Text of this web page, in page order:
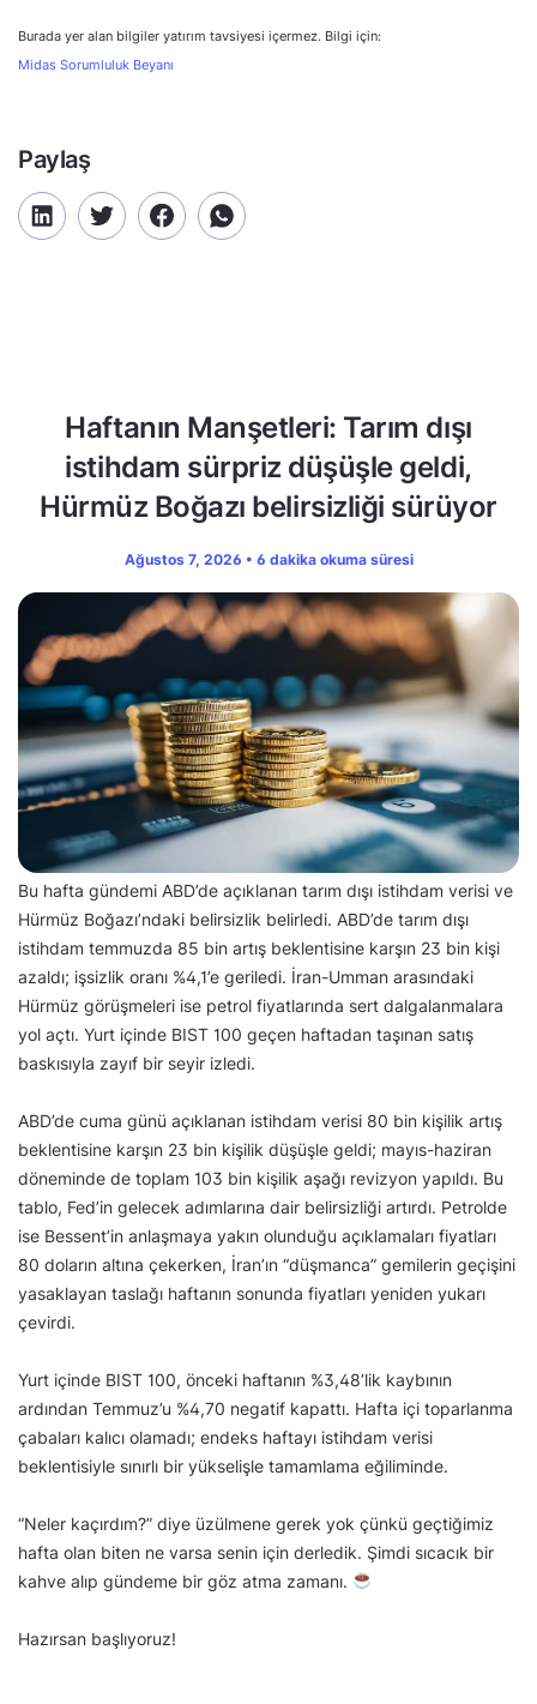
Burada yer alan bilgiler yatırım tavsiyesi içermez. Bilgi için:
Midas Sorumluluk Beyanı
Paylaş
Haftanın Manşetleri: Tarım dışı
istihdam sürpriz düşüşle geldi,
Hürmüz Boğazı belirsizliği sürüyor
Ağustos 7, 2026 • 6 dakika okuma süresi
Bu hafta gündemi ABD’de açıklanan tarım dışı istihdam verisi ve
Hürmüz Boğazı’ndaki belirsizlik belirledi. ABD’de tarım dışı
istihdam temmuzda 85 bin artış beklentisine karşın 23 bin kişi
azaldı; işsizlik oranı %4,1’e geriledi. İran-Umman arasındaki
Hürmüz görüşmeleri ise petrol fiyatlarında sert dalgalanmalara
yol açtı. Yurt içinde BIST 100 geçen haftadan taşınan satış
baskısıyla zayıf bir seyir izledi.
ABD’de cuma günü açıklanan istihdam verisi 80 bin kişilik artış
beklentisine karşın 23 bin kişilik düşüşle geldi; mayıs-haziran
döneminde de toplam 103 bin kişilik aşağı revizyon yapıldı. Bu
tablo, Fed’in gelecek adımlarına dair belirsizliği artırdı. Petrolde
ise Bessent’in anlaşmaya yakın olunduğu açıklamaları fiyatları
80 doların altına çekerken, İran’ın “düşmanca” gemilerin geçişini
yasaklayan taslağı haftanın sonunda fiyatları yeniden yukarı
çevirdi.
Yurt içinde BIST 100, önceki haftanın %3,48’lik kaybının
ardından Temmuz’u %4,70 negatif kapattı. Hafta içi toparlanma
çabaları kalıcı olamadı; endeks haftayı istihdam verisi
beklentisiyle sınırlı bir yükselişle tamamlama eğiliminde.
“Neler kaçırdım?” diye üzülmene gerek yok çünkü geçtiğimiz
hafta olan biten ne varsa senin için derledik. Şimdi sıcacık bir
kahve alıp gündeme bir göz atma zamanı.
Hazırsan başlıyoruz!